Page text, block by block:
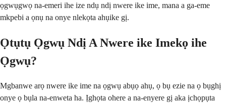
ọgwụgwọ na-emeri ihe ize ndụ ndị nwere ike ime, mana a ga-eme
mkpebi a ọnụ na onye nlekọta ahụike gị.
Ọtụtụ Ọgwụ Ndị A Nwere ike Imekọ ihe
Ọgwụ?
Mgbanwe arọ nwere ike ime na ọgwụ abụọ ahụ, ọ bụ ezie na ọ bụghị
onye ọ bụla na-enweta ha. Ịghọta ohere a na-enyere gị aka ịchọpụta